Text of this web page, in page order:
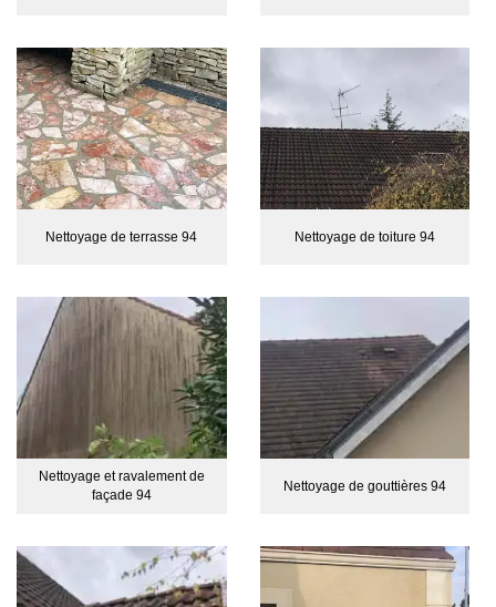
Nettoyage de terrasse 94 Nettoyage de toiture 94
Nettoyage et ravalement de
façade 94
Nettoyage de gouttières 94